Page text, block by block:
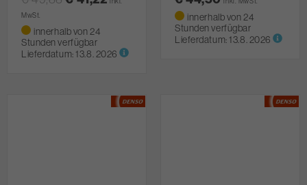
MwSt.
innerhalb von 24
Stunden verfügbar
Lieferdatum:13.8. 2026
innerhalb von 24
Stunden verfügbar
Lieferdatum:13.8. 2026